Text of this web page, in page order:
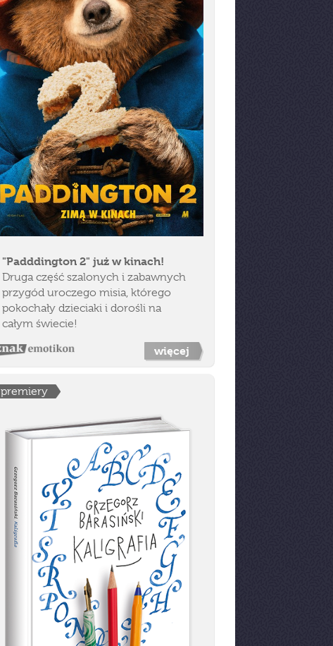
"Padddington 2" już w kinach!
Druga część szalonych i zabawnych
przygód uroczego misia, którego
pokochały dzieciaki i dorośli na
całym świecie!
więcej
premiery